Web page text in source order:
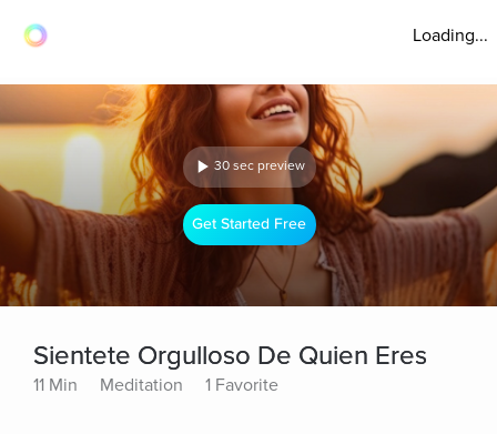
Loading...
30 sec preview
Get Started Free
Sientete Orgulloso De Quien Eres
11 Min Meditation 1 Favorite